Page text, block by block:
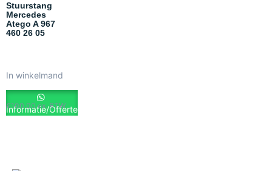
Stuurstang
Mercedes
Atego A 967
460 26 05
€100.00 ex. BTW
In winkelmand
Informatie/Offerte